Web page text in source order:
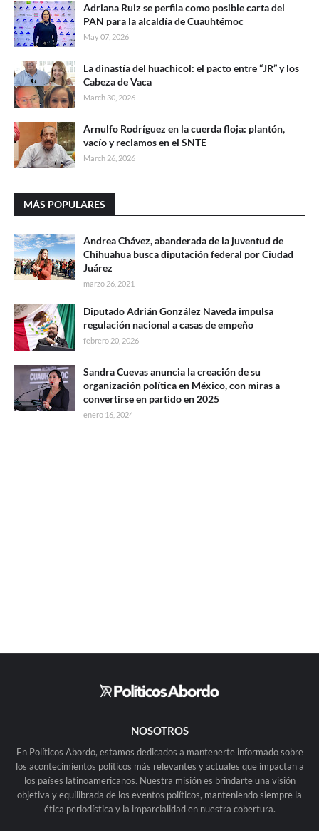
Adriana Ruiz se perfila como posible carta del
PAN para la alcaldía de Cuauhtémoc
May 07, 2026
La dinastía del huachicol: el pacto entre “JR” y los
Cabeza de Vaca
March 30, 2026
Arnulfo Rodríguez en la cuerda floja: plantón,
vacío y reclamos en el SNTE
March 26, 2026
MÁS POPULARES
Andrea Chávez, abanderada de la juventud de
Chihuahua busca diputación federal por Ciudad
Juárez
marzo 26, 2021
Diputado Adrián González Naveda impulsa
regulación nacional a casas de empeño
febrero 20, 2026
Sandra Cuevas anuncia la creación de su
organización política en México, con miras a
convertirse en partido en 2025
enero 16, 2024
NOSOTROS
En Políticos Abordo, estamos dedicados a mantenerte informado sobre
los acontecimientos políticos más relevantes y actuales que impactan a
los países latinoamericanos. Nuestra misión es brindarte una visión
objetiva y equilibrada de los eventos políticos, manteniendo siempre la
ética periodística y la imparcialidad en nuestra cobertura.